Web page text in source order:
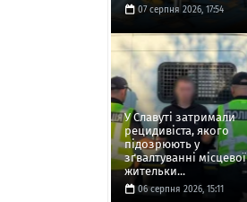
07 серпня 2026, 17:54
У Славуті затримали
рецидивіста, якого
підозрюють у
зґвалтуванні місцевої
жительки...
06 серпня 2026, 15:11